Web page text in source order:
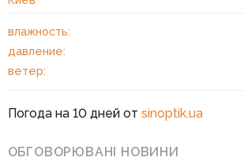
влажность:
давление:
ветер:
Погода на 10 дней от sinoptik.ua
ОБГОВОРЮВАНІ НОВИНИ